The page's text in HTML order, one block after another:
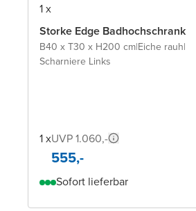
1 x
Storke Edge Badhochschrank
B40 x T30 x H200 cm|Eiche rauh|
Scharniere Links
1 xUVP 1.060,-
555,-
Sofort lieferbar